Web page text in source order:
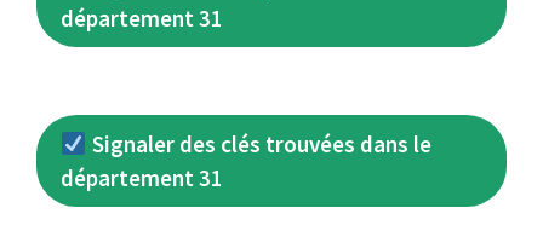
département 31
Signaler des clés trouvées dans le
département 31